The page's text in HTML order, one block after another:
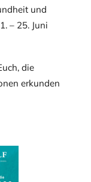
und
– 25. Juni
die
erkunden